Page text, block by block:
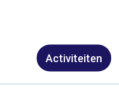
Activiteiten